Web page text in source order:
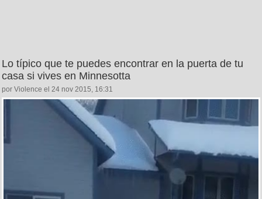
Lo típico que te puedes encontrar en la puerta de tu
casa si vives en Minnesotta
por Violence el 24 nov 2015, 16:31